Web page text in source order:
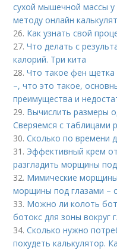
сухой мышечной массы
методу онлайн
26. Как узнать свой
27.Что делать с
калорий. Три кита
28.Что такое фен
–, что это такое,
преимущества и
29. Вычислить размеры
Сверяемся с таблицами
30.Сколько по времени
31. Эффективный крем
разгладить морщины
32. Мимические морщины
морщины под глазами –
33. Можно ли колоть
ботокс для зоны вокруг
34.Сколько нужно
похудеть калькулятор.